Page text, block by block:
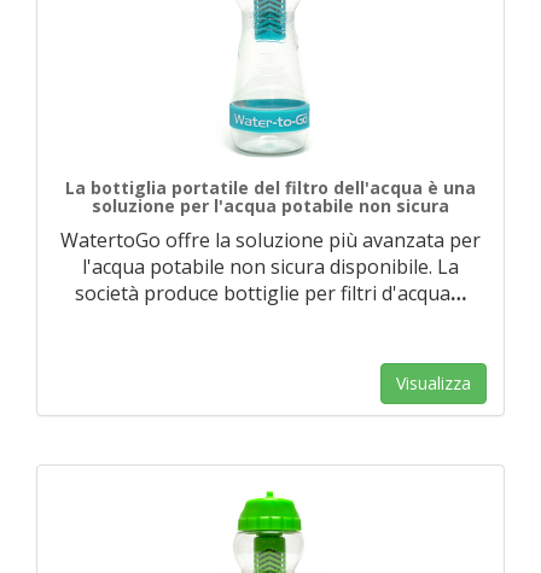
La bottiglia portatile del filtro dell'acqua è una
soluzione per l'acqua potabile non sicura
WatertoGo offre la soluzione più avanzata per
l'acqua potabile non sicura disponibile. La
società produce bottiglie per filtri d'acqua…
Visualizza